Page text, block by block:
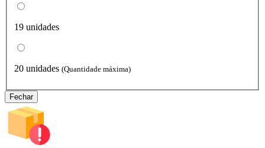
19 unidades
20 unidades (Quantidade máxima)
Fechar